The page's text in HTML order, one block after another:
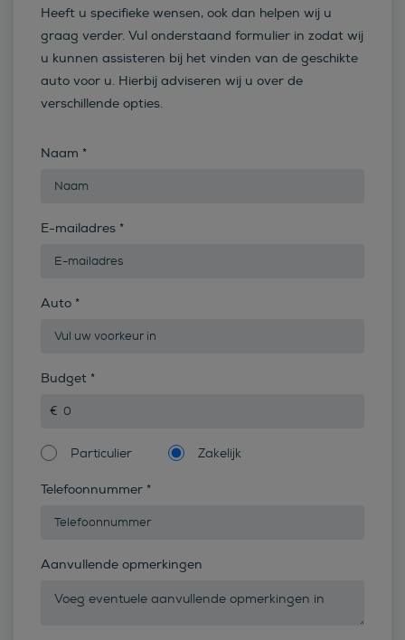
Heeft u specifieke wensen, ook dan helpen wij u
graag verder. Vul onderstaand formulier in zodat wij
u kunnen assisteren bij het vinden van de geschikte
auto voor u. Hierbij adviseren wij u over de
verschillende opties.
Naam *
E-mailadres *
Auto *
Budget *
Particulier Zakelijk
Telefoonnummer *
Aanvullende opmerkingen